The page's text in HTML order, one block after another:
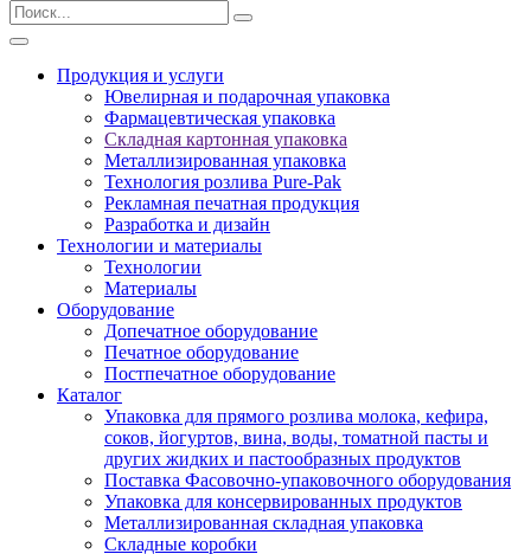
Продукция и услуги
Ювелирная и подарочная упаковка
Фармацевтическая упаковка
Складная картонная упаковка
Металлизированная упаковка
Технология розлива Pure-Pak
Рекламная печатная продукция
Разработка и дизайн
Технологии и материалы
Технологии
Материалы
Оборудование
Допечатное оборудование
Печатное оборудование
Постпечатное оборудование
Каталог
Упаковка для прямого розлива молока, кефира,
соков, йогуртов, вина, воды, томатной пасты и
других жидких и пастообразных продуктов
Поставка Фасовочно-упаковочного оборудования
Упаковка для консервированных продуктов
Металлизированная складная упаковка
Складные коробки